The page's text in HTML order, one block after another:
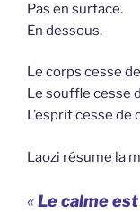
Pas en surface.
En dessous.
Le corps cesse
Le souffle cesse
L’esprit cesse
Laozi résume la
«Le calme